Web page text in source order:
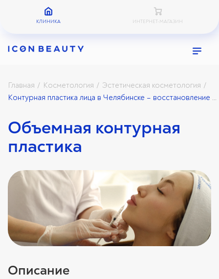
КЛИНИКА ИНТЕРНЕТ-МАГАЗИН
Главная / Косметология / Эстетическая косметология /
Контурная пластика лица в Челябинске – восстановление объёмов без операций
Объемная контурная
пластика
Описание